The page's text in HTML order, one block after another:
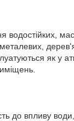
металевих,
як у
до впливу